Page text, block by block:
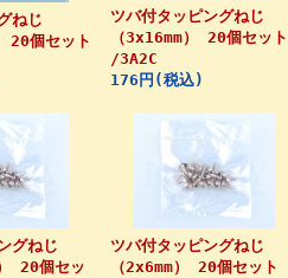
ねじ
20個セット
ツバ付タッピングねじ
（3x16mm） 20個セット
/3A2C
176円(税込)
グねじ
20個セッ
ツバ付タッピングねじ
（2x6mm） 20個セット